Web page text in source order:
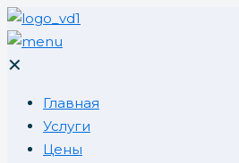
✕
Главная
Услуги
Цены